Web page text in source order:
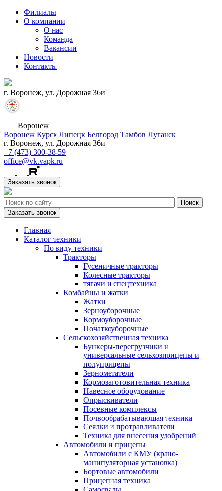
Филиалы
О компании
О нас
Команда
Вакансии
Новости
Контакты
г. Воронеж, ул. Дорожная 36и
Воронеж
Воронеж Курск Липецк Белгород Тамбов Луганск
г. Воронеж, ул. Дорожная 36и
+7 (473) 300-38-59
office@vk.vapk.ru
Заказать звонок
Заказать звонок
Главная
Каталог техники
По виду техники
Тракторы
Гусеничные тракторы
Колесные тракторы
тягачи и спецтехника
Комбайны и жатки
Жатки
Зерноуборочные
Кормоуборочные
Початкоуборочные
Сельскохозяйственная техника
Бункеры-перегрузчики и
универсальные сельхозприцепы и
полуприцепы
Зернометатели
Кормозаготовительная техника
Навесное оборудование
Опрыскиватели
Посевные комплексы
Почвообрабатывающая техника
Сеялки и протравливатели
Техника для внесения удобрений
Автомобили и прицепы
Автомобили с КМУ (крано-
манипуляторная установка)
Бортовые автомобили
Прицепная техника
Самосвалы